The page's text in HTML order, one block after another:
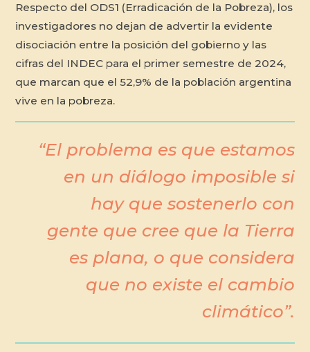
Respecto del ODS1 (Erradicación de la Pobreza), los
investigadores no dejan de advertir la evidente
disociación entre la posición del gobierno y las
cifras del INDEC para el primer semestre de 2024,
que marcan que el 52,9% de la población argentina
vive en la pobreza.
“El problema es que estamos
en un diálogo imposible si
hay que sostenerlo con
gente que cree que la Tierra
es plana, o que considera
que no existe el cambio
climático”.